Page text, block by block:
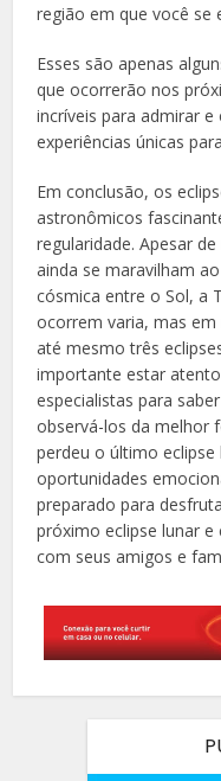
região em que você se
Esses são apenas
que ocorrerão nos
incríveis para admirar
experiências únicas
Em conclusão, os
astronômicos
regularidade. Apesar
ainda se maravilham
cósmica entre o Sol, a
ocorrem varia, mas
até mesmo três
importante estar
especialistas para
observá-los da melhor
perdeu o último
oportunidades
preparado para
próximo eclipse lunar e
com seus amigos e